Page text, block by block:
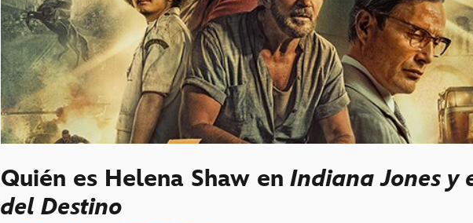
Quién es Helena Shaw en Indiana Jones y
del Destino